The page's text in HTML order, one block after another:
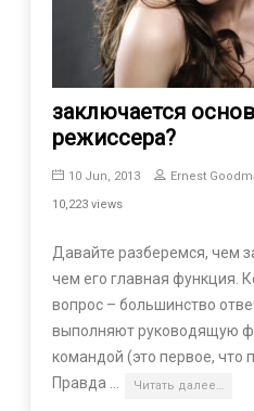
заключается
режиссера?
10 Jun, 2013 Ernest
10,223 views
Давайте разберемся, чем
чем его главная функция.
вопрос – большинство
выполняют руководящую
командой (это первое, что
Правда …
Читать далее…